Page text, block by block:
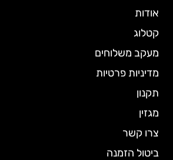
אודות
קטלוג
מעקב משלוחים
מדיניות פרטיות
תקנון
מגזין
צרו קשר
ביטול הזמנה